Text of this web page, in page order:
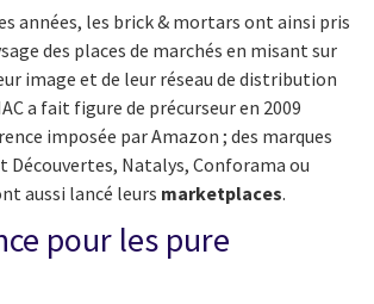
années, les brick & mortars ont ainsi pris
des places de marchés en misant sur
image et de leur réseau de distribution
a fait figure de précurseur en 2009
imposée par Amazon ; des marques
Découvertes, Natalys, Conforama ou
aussi lancé leurs marketplaces.
pour les pure